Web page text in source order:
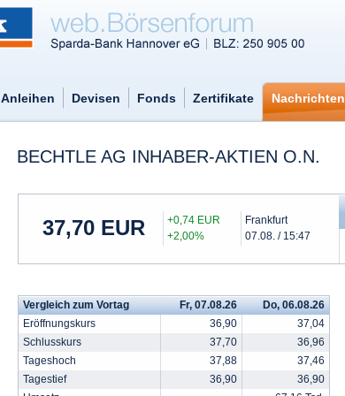
Anleihen Devisen Fonds Zertifikate Nachrichten
BECHTLE AG INHABER-AKTIEN O.N.
37,70 EUR
+0,74 EUR
+2,00%
Frankfurt
07.08. / 15:47
Vergleich zum Vortag Fr, 07.08.26
Do, 06.08.26
Eröffnungskurs
36,90
37,04
Schlusskurs
37,70
36,96
Tageshoch
37,88
37,46
Tagestief
36,90
36,90